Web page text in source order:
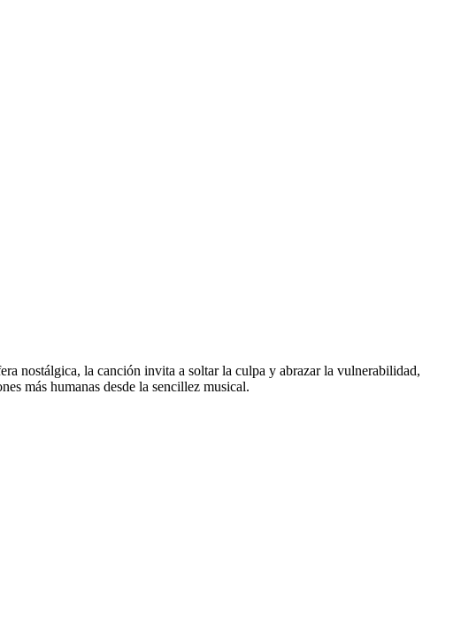
nostálgica, la canción invita a soltar la culpa y abrazar la vulnerabilidad,
más humanas desde la sencillez musical.